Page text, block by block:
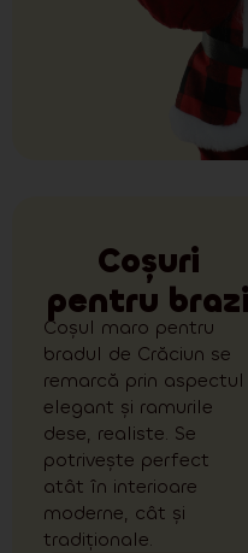
Coșuri
pentru brazi
Coșul maro pentru
bradul de Crăciun se
remarcă prin aspectul
elegant și ramurile
dese, realiste. Se
potrivește perfect
atât în interioare
moderne, cât și
tradiționale.